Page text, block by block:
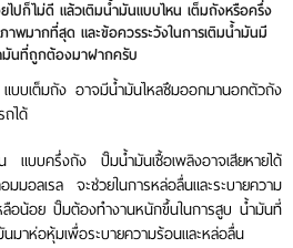
ปก็ไม่ดี แล้วเติมน้ำมันแบบไหน เต็มถังหรือครึ่ง
าพมากที่สุด และข้อควรระวังในการเติมน้ำมันมี
มันที่ถูกต้องมาฝากครับ
บบเต็มถัง อาจมีน้ำมันไหลซึมออกมานอกตัวถัง
ถได้
บบครึ่งถัง ปั๊มน้ำมันเชื้อเพลิงอาจเสียหายได้
มอลเรล จะช่วยในการหล่อลื่นและระบายความ
ลือน้อย ปั๊มต้องทำงานหนักขึ้นในการสูบ น้ำมันที่
มาห่อหุ้มเพื่อระบายความร้อนและหล่อลื่น